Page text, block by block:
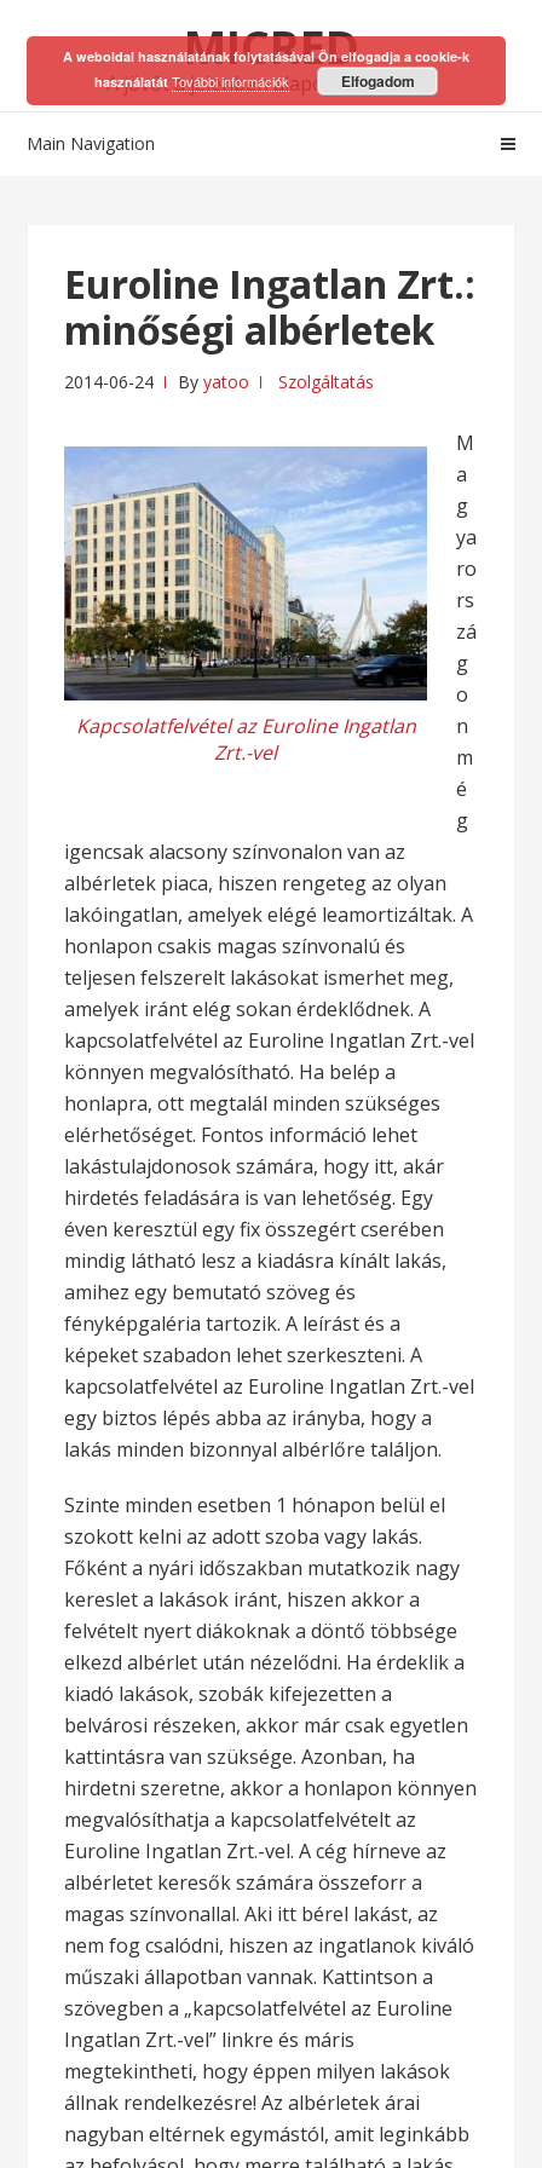
to
navigation
to
content
MICRED
A jövőt a jelenben alapozhatod meg!
Main Navigation
Euroline Ingatlan Zrt.:
minőségi albérletek
2014-06-24 Byyatoo Szolgáltatás
Kapcsolatfelvétel az Euroline Ingatlan
Zrt.-vel
M
a
g
ya
ro
rs
zá
g
o
n
m
é
g
igencsak alacsony színvonalon van az
albérletek piaca, hiszen rengeteg az olyan
lakóingatlan, amelyek elégé leamortizáltak. A
honlapon csakis magas színvonalú és
teljesen felszerelt lakásokat ismerhet meg,
amelyek iránt elég sokan érdeklődnek. A
kapcsolatfelvétel az Euroline Ingatlan Zrt.-vel
könnyen megvalósítható. Ha belép a
honlapra, ott megtalál minden szükséges
elérhetőséget. Fontos információ lehet
lakástulajdonosok számára, hogy itt, akár
hirdetés feladására is van lehetőség. Egy
éven keresztül egy fix összegért cserében
mindig látható lesz a kiadásra kínált lakás,
amihez egy bemutató szöveg és
fényképgaléria tartozik. A leírást és a
képeket szabadon lehet szerkeszteni. A
kapcsolatfelvétel az Euroline Ingatlan Zrt.-vel
egy biztos lépés abba az irányba, hogy a
lakás minden bizonnyal albérlőre találjon.
Szinte minden esetben 1 hónapon belül el
szokott kelni az adott szoba vagy lakás.
Főként a nyári időszakban mutatkozik nagy
kereslet a lakások iránt, hiszen akkor a
felvételt nyert diákoknak a döntő többsége
elkezd albérlet után nézelődni. Ha érdeklik a
kiadó lakások, szobák kifejezetten a
belvárosi részeken, akkor már csak egyetlen
kattintásra van szüksége. Azonban, ha
hirdetni szeretne, akkor a honlapon könnyen
megvalósíthatja a kapcsolatfelvételt az
Euroline Ingatlan Zrt.-vel. A cég hírneve az
albérletet keresők számára összeforr a
magas színvonallal. Aki itt bérel lakást, az
nem fog csalódni, hiszen az ingatlanok kiváló
műszaki állapotban vannak. Kattintson a
szövegben a „kapcsolatfelvétel az Euroline
Ingatlan Zrt.-vel” linkre és máris
megtekintheti, hogy éppen milyen lakások
állnak rendelkezésre! Az albérletek árai
nagyban eltérnek egymástól, amit leginkább
A weboldal használatának folytatásával Ön elfogadja a cookie-k
használatátTovábbi információk Elfogadom